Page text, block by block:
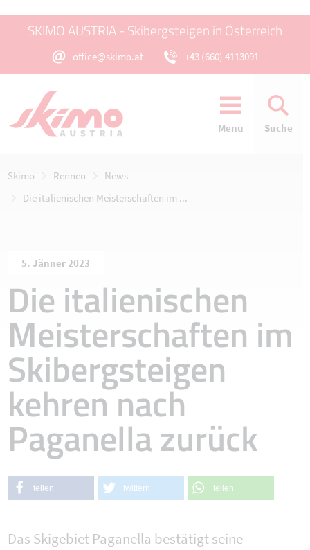
SKIMO AUSTRIA - Skibergsteigen in Österreich
office@skimo.at +43 (660) 4113091
Menu Suche
Skimo Rennen
News
Die italienischen Meisterschaften im ...
5. Jänner 2023
Die italienischen
Meisterschaften im
Skibergsteigen
kehren nach
Paganella zurück
teilen twittern teilen
Das Skigebiet Paganella bestätigt seine